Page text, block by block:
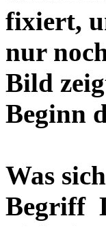
fixiert,
nur
Bild
Beginn
Was
Begriff